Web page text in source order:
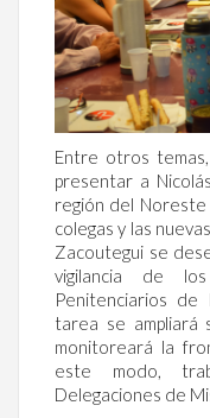
Entre otros
presentar a
región del Noreste
colegas y las
Zacoutegui se
vigilancia de
Penitenciarios
tarea se ampliará
monitoreará la
este modo,
Delegaciones de